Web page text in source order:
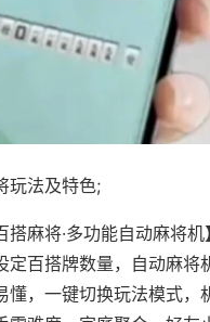
玩法及特色;
搭麻将·多功能自动麻将
定百搭牌数量，自动麻
懂，一键切换玩法模式